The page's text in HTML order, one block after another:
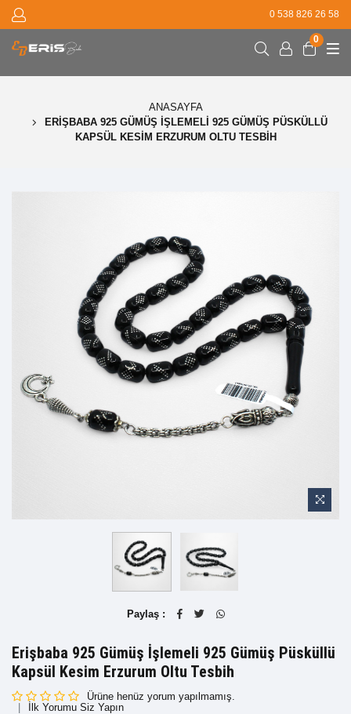
0 538 826 26 58
0
ANASAYFA
ERIŞBABA 925 GÜMÜŞ İŞLEMELI 925 GÜMÜŞ PÜSKÜLLÜ
KAPSÜL KESIM ERZURUM OLTU TESBIH
Paylaş :
Erişbaba 925 Gümüş İşlemeli 925 Gümüş Püsküllü
Kapsül Kesim Erzurum Oltu Tesbih
Ürüne henüz yorum yapılmamış.
İlk Yorumu Siz Yapın